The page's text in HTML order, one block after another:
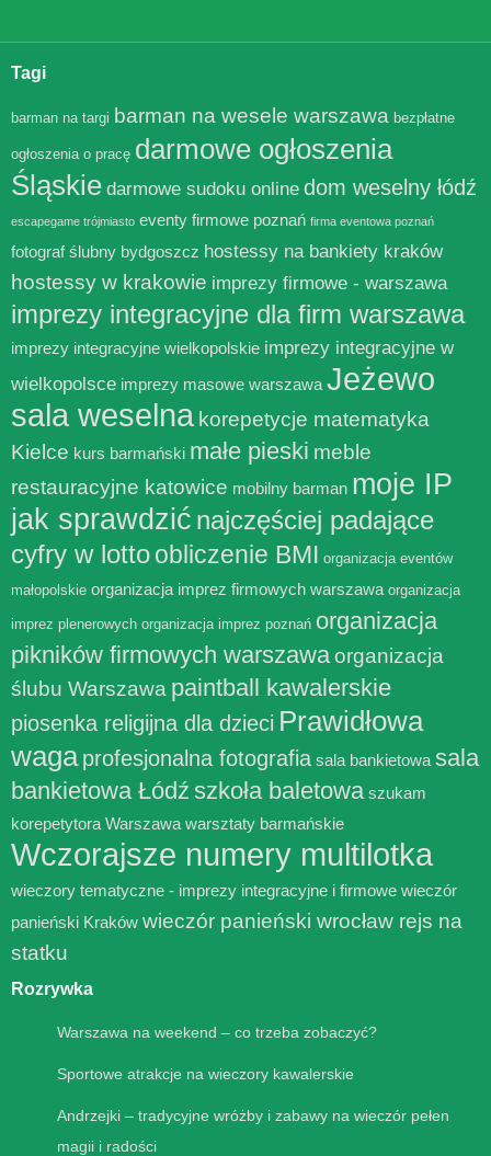
Tagi
barman na targi barman na wesele warszawa bezpłatne
ogłoszenia o pracę darmowe ogłoszenia
Śląskie darmowe sudoku online dom weselny łódź
escapegame trójmiasto eventy firmowe poznań firma eventowa poznań
fotograf ślubny bydgoszcz hostessy na bankiety kraków
hostessy w krakowie imprezy firmowe - warszawa
imprezy integracyjne dla firm warszawa
imprezy integracyjne wielkopolskie imprezy integracyjne w
wielkopolsce imprezy masowe warszawa Jeżewo
sala weselna korepetycje matematyka
Kielce kurs barmański małe pieski meble
restauracyjne katowice mobilny barman moje IP
jak sprawdzić najczęściej padające
cyfry w lottoobliczenie BMI organizacja eventów
małopolskie organizacja imprez firmowych warszawa organizacja
imprez plenerowych organizacja imprez poznań organizacja
pikników firmowych warszawaorganizacja
ślubu Warszawa paintball kawalerskie
piosenka religijna dla dzieci Prawidłowa
waga profesjonalna fotografia sala bankietowa sala
bankietowa Łódź szkoła baletowa szukam
korepetytora Warszawa warsztaty barmańskie
Wczorajsze numery multilotka
wieczory tematyczne - imprezy integracyjne i firmowe wieczór
panieński Kraków wieczór panieński wrocław rejs na
statku
Rozrywka
Warszawa na weekend – co trzeba zobaczyć?
Sportowe atrakcje na wieczory kawalerskie
Andrzejki – tradycyjne wróżby i zabawy na wieczór pełen
magii i radości